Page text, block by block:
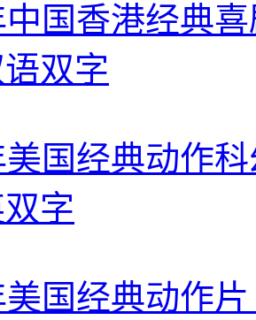
中国香港经典
双字
美国经典动作
字
美国经典动作